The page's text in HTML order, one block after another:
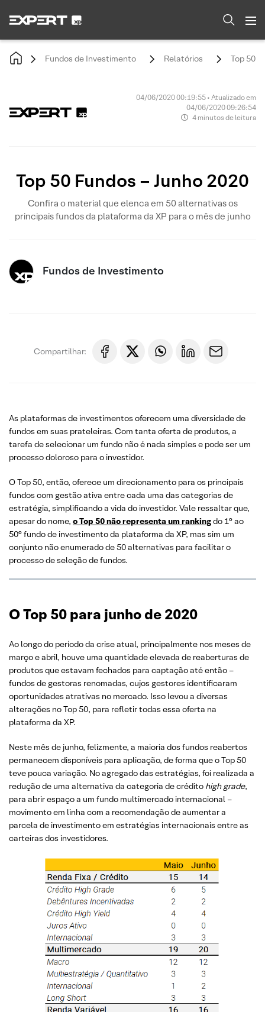
Fundos de Investimento Relatórios Top 50
04/06/2020 00:19:55 • Atualizado em
04/06/2020 09:26:54
4 minutos de leitura
Top 50 Fundos – Junho 2020
Confira o material que elenca em 50 alternativas os
principais fundos da plataforma da XP para o mês de junho
Fundos de Investimento
Compartilhar:
As plataformas de investimentos oferecem uma diversidade de
fundos em suas prateleiras. Com tanta oferta de produtos, a
tarefa de selecionar um fundo não é nada simples e pode ser um
processo doloroso para o investidor.
O Top 50, então, oferece um direcionamento para os principais
fundos com gestão ativa entre cada uma das categorias de
estratégia, simplificando a vida do investidor. Vale ressaltar que,
apesar do nome, o Top 50 não representa um rankingdo 1° ao
50° fundo de investimento da plataforma da XP, mas sim um
conjunto não enumerado de 50 alternativas para facilitar o
processo de seleção de fundos.
O Top 50 para junho de 2020
Ao longo do período da crise atual, principalmente nos meses de
março e abril, houve uma quantidade elevada de reaberturas de
produtos que estavam fechados para captação até então –
fundos de gestoras renomadas, cujos gestores identificaram
oportunidades atrativas no mercado. Isso levou a diversas
alterações no Top 50, para refletir todas essa oferta na
plataforma da XP.
Neste mês de junho, felizmente, a maioria dos fundos reabertos
permanecem disponíveis para aplicação, de forma que o Top 50
teve pouca variação. No agregado das estratégias, foi realizada a
redução de uma alternativa da categoria de crédito high grade,
para abrir espaço a um fundo multimercado internacional –
movimento em linha com a recomendação de aumentar a
parcela de investimento em estratégias internacionais entre as
carteiras dos investidores.